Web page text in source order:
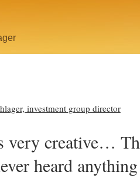
investment group director
very creative…
heard